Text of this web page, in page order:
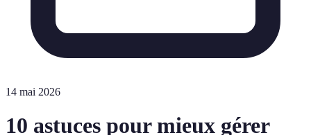
14 mai 2026
10 astuces pour mieux gérer